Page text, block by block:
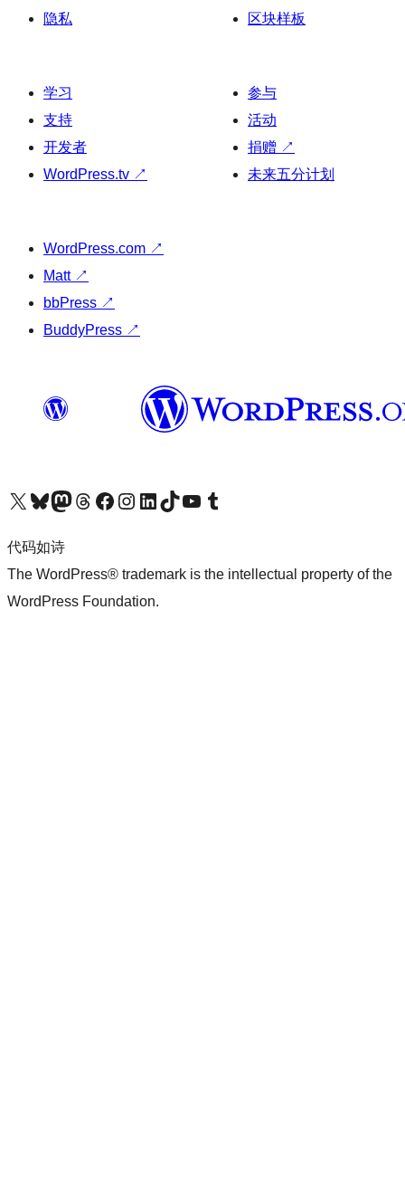
隐私
区块样板
学习
支持
开发者
WordPress.tv ↗
参与
活动
捐赠 ↗
未来五分计划
WordPress.com ↗
Matt ↗
bbPress ↗
BuddyPress ↗
关注我们的 X（原 Twitter）账号访问我们的 Bluesky 账号关注我们的 Mastodon 账号访问我们的 Threads 账号 访问我们的 Facebook 公共主页关注我们的 Instagram 账号 关注我们的 LinkedIn 主页访问我们的 TikTok 账号访问我们的 YouTube 频道 访问我们的 Tumblr 账号
代码如诗
The WordPress® trademark is the intellectual property of the
WordPress Foundation.